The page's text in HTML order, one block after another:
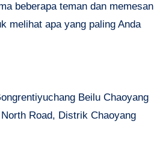
beberapa teman dan memesan
melihat apa yang paling Anda
Beilu Chaoyang
Road, Distrik Chaoyang